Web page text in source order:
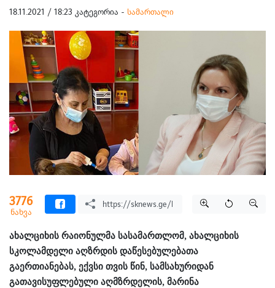
18.11.2021 / 18:23 კატეგორია - სამართალი
3776
ნახვა
ახალციხის რაიონულმა სასამართლომ, ახალციხის
სკოლამდელი აღზრდის დაწესებულებათა
გაერთიანებას, ექვსი თვის წინ, სამსახურიდან
გათავისუფლებული აღმზრდელის, მარინა